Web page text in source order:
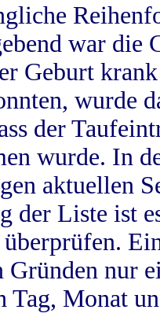
war die
Geburt
wurde
der
wurde. In
aktuellen
der Liste ist
Gründen nur
Tag, Monat